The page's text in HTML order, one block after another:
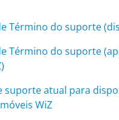
Término do suporte
Término do suporte
suporte atual para
WiZ